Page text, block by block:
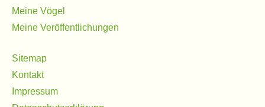
Meine Vögel
Meine Veröffentlichungen
Sitemap
Kontakt
Impressum